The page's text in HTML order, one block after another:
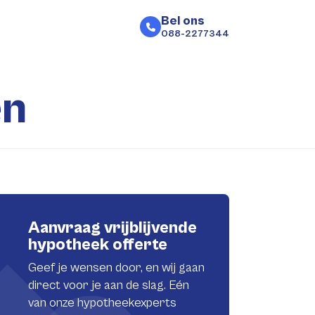
Bel ons
088-2277344
Aanvraag vrijblijvende
hypotheek offerte
Geef je wensen door, en wij gaan
direct voor je aan de slag. Eén
van onze hypotheekexperts